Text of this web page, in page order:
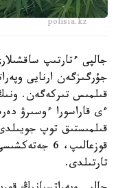
polisia.kz
جالپى ءتارتىپ
تارتىلدى.